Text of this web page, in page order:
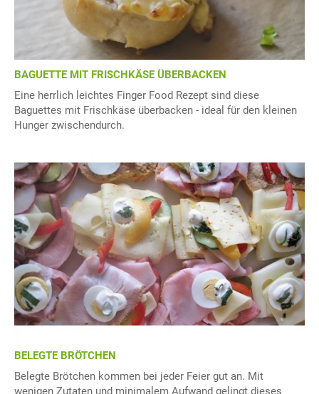
BAGUETTE MIT FRISCHKÄSE ÜBERBACKEN
Eine herrlich leichtes Finger Food Rezept sind diese
Baguettes mit Frischkäse überbacken - ideal für den kleinen
Hunger zwischendurch.
BELEGTE BRÖTCHEN
Belegte Brötchen kommen bei jeder Feier gut an. Mit
wenigen Zutaten und minimalem Aufwand gelingt dieses